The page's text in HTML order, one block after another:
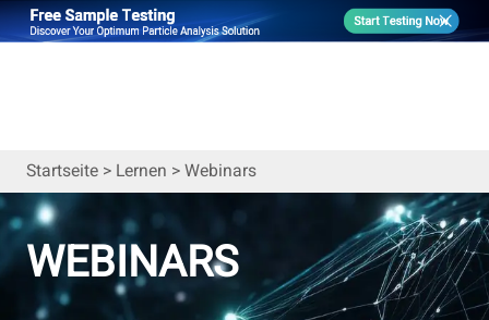
Startseite> Lernen >Webinars
WEBINARS